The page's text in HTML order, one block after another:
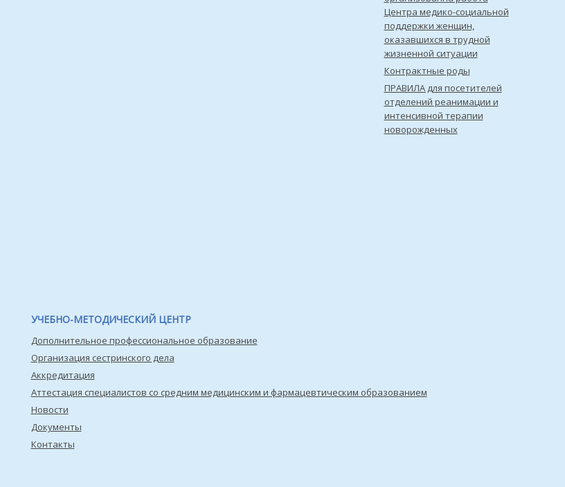
Центра медико-социальной
поддержки женщин,
оказавшихся в трудной
жизненной ситуации
Контрактные роды
ПРАВИЛА для посетителей
отделений реанимации и
интенсивной терапии
новорожденных
УЧЕБНО-МЕТОДИЧЕСКИЙ ЦЕНТР
Дополнительное профессиональное образование
Организация сестринского дела
Аккредитация
Аттестация специалистов со средним медицинским и фармацевтическим образованием
Новости
Документы
Контакты